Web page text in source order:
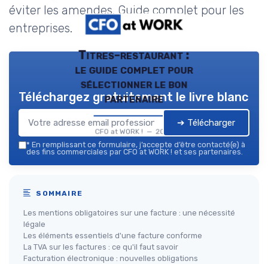
éviter les amendes. Guide complet pour les
entreprises.
Titres-restaurant :
le guide complet pour
sélectionner le bon
partenaire
CFO at WORK ! — 2026
Téléchargez gratuitement le livre blanc
➔ Télécharger
* En remplissant ce formulaire, j’accepte d’être contacté(e) à
des fins commerciales par CFO at WORK ! et ses partenaires.
SOMMAIRE
Les mentions obligatoires sur une facture : une nécessité
légale
Les éléments essentiels d'une facture conforme
La TVA sur les factures : ce qu'il faut savoir
Facturation électronique : nouvelles obligations